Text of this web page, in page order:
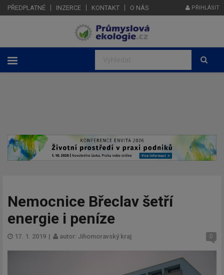
PŘEDPLATNÉ INZERCE KONTAKT O NÁS PŘIHLÁSIT
Nemocnice Břeclav šetří
energie i peníze
17. 1. 2019 | autor: Jihomoravský kraj 0